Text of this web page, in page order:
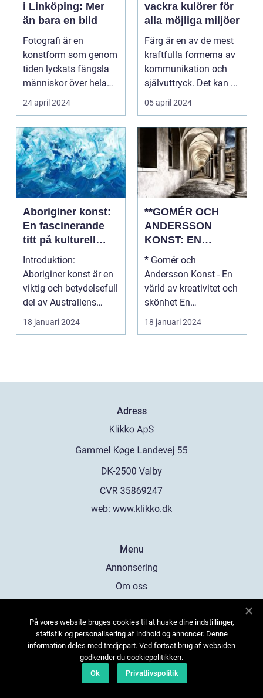
i Linköping: Mer
än bara en bild
Fotografi är en
konstform som genom
tiden lyckats fängsla
människor över hela
v&...
24 april 2024
vackra kulörer för
alla möjliga miljöer
Färg är en av de mest
kraftfulla formerna av
kommunikation och
självuttryck. Det kan ...
05 april 2024
Aboriginer konst:
En fascinerande
titt på kulturell
mångfald och
kreativitet
Introduktion:
Aboriginer konst är en
viktig och betydelsefull
del av Australiens
kulturella arv. Un...
18 januari 2024
**GOMÉR OCH
ANDERSSON
KONST: EN
ÖVERSIKT OCH
ANALYS**
* Gomér och
Andersson Konst - En
värld av kreativitet och
skönhet En
övergripande, grundlig
översi...
18 januari 2024
Adress
web: www.klikko.dk
Menu
Annonsering
Om oss
Kontakta oss
Sitemap
På vores website bruges cookies til at huske dine indstillinger,
statistik og personalisering af indhold og annoncer. Denne
information deles med tredjepart. Ved fortsat brug af websiden
godkender du cookiepolitikken.
Ok
Privatlivspolitik